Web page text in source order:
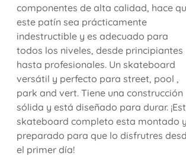
componentes de alta calidad, hace
este patín sea prácticamente
indestructible y es adecuado para
todos los niveles, desde principiantes
hasta profesionales. Un skateboard
versátil y perfecto para street, pool ,
park and vert. Tiene una construcción
sólida y está diseñado para durar.
skateboard completo esta montado y
preparado para que lo disfrutres
el primer día!